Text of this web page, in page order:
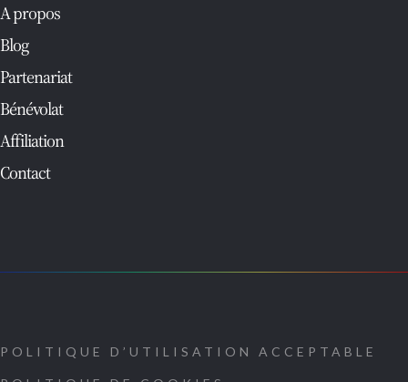
A propos
Blog
Partenariat
Bénévolat
Affiliation
Contact
POLITIQUE D’UTILISATION ACCEPTABLE